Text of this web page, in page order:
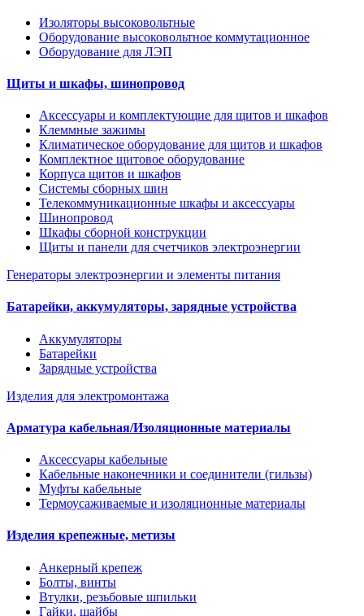
Изоляторы высоковольтные
Оборудование высоковольтное коммутационное
Оборудование для ЛЭП
Щиты и шкафы, шинопровод
Аксессуары и комплектующие для щитов и шкафов
Клеммные зажимы
Климатическое оборудование для щитов и шкафов
Комплектное щитовое оборудование
Корпуса щитов и шкафов
Системы сборных шин
Телекоммуникационные шкафы и аксессуары
Шинопровод
Шкафы сборной конструкции
Щиты и панели для счетчиков электроэнергии
Генераторы электроэнергии и элементы питания
Батарейки, аккумуляторы, зарядные устройства
Аккумуляторы
Батарейки
Зарядные устройства
Изделия для электромонтажа
Арматура кабельная/Изоляционные материалы
Аксессуары кабельные
Кабельные наконечники и соединители (гильзы)
Муфты кабельные
Термоусаживаемые и изоляционные материалы
Изделия крепежные, метизы
Анкерный крепеж
Болты, винты
Втулки, резьбовые шпильки
Гайки, шайбы